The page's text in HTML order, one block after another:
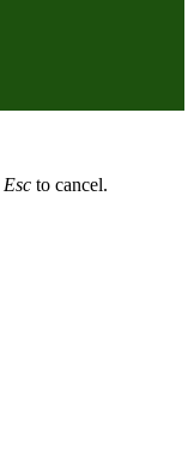
Esc to cancel.